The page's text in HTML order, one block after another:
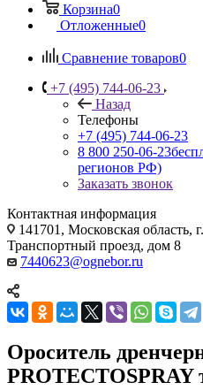
Корзина0
Отложенные0
Сравнение товаров0
+7 (495) 744-06-23
Назад
Телефоны
+7 (495) 744-06-23
8 800 250-06-23
регионов РФ)
Заказать звонок
Контактная информация
141701, Московская область,
Транспортный проезд, дом 8
7440623@ognebor.ru
Ороситель
PROTECTOSPRAY